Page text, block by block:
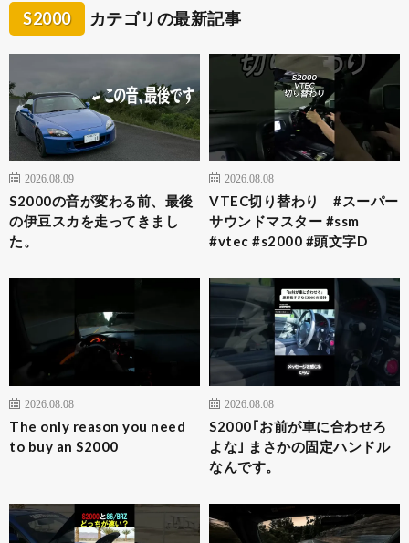
S2000 カテゴリの最新記事
2026.08.09
S2000の音が変わる前、最後
の伊豆スカを走ってきまし
た。
2026.08.08
VTEC切り替わり #スーパー
サウンドマスター #ssm
#vtec #s2000 #頭文字D
2026.08.08
The only reason you need
to buy an S2000
2026.08.08
S2000｢お前が車に合わせろ
よな｣ まさかの固定ハンドル
なんです。